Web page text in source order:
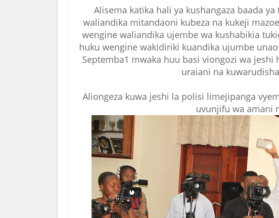
Alisema katika hali ya kushangaza baada
waliandika mitandaoni kubeza na kukeji
wengine waliandika ujembe wa kushabikia
huku wengine wakidiriki kuandika ujumbe
Septemba1 mwaka huu basi viongozi wa
uraiani na
Aliongeza kuwa jeshi la polisi limejipanga
uvunjifu wa amani